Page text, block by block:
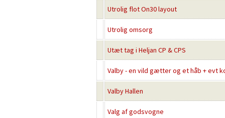
Utrolig flot On30 layout
Utrolig omsorg
Utæt tag i Heljan CP & CPS
Valby - en vild gætter og et håb + evt
Valby Hallen
Valg af godsvogne